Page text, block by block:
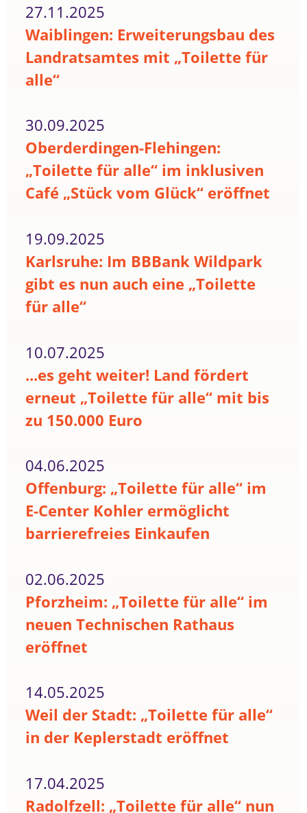
27.11.2025
Waiblingen: Erweiterungsbau des
Landratsamtes mit „Toilette für
alle“
30.09.2025
Oberderdingen-Flehingen:
„Toilette für alle“ im inklusiven
Café „Stück vom Glück“ eröffnet
19.09.2025
Karlsruhe: Im BBBank Wildpark
gibt es nun auch eine „Toilette
für alle“
10.07.2025
...es geht weiter! Land fördert
erneut „Toilette für alle“ mit bis
zu 150.000 Euro
04.06.2025
Offenburg: „Toilette für alle“ im
E-Center Kohler ermöglicht
barrierefreies Einkaufen
02.06.2025
Pforzheim: „Toilette für alle“ im
neuen Technischen Rathaus
eröffnet
14.05.2025
Weil der Stadt: „Toilette für alle“
in der Keplerstadt eröffnet
17.04.2025
Radolfzell: „Toilette für alle“ nun